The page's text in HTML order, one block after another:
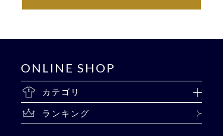
ONLINE SHOP
カテゴリ
ランキング